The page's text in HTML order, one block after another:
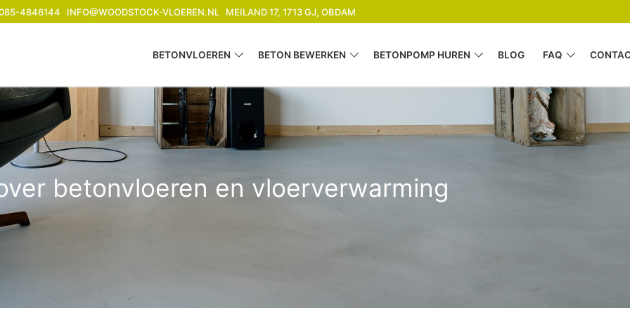
4846144 INFO@WOODSTOCK-VLOEREN.NL MEILAND 17, 1713 GJ, OBDAM
BETONVLOEREN BETON BEWERKEN BETONPOMP HUREN BLOG FAQ
betonvloeren en vloerverwarming